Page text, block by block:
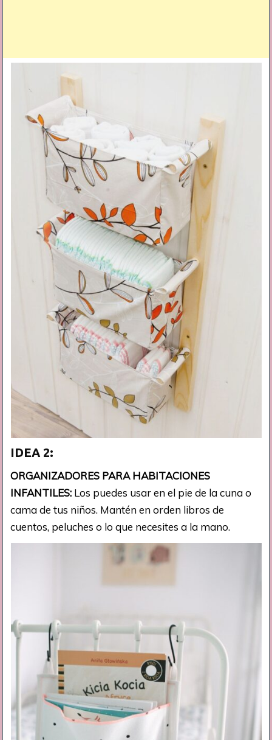
IDEA 2:
ORGANIZADORES PARA HABITACIONES
INFANTILES: Los puedes usar en el pie de la cuna o
cama de tus niños. Mantén en orden libros de
cuentos, peluches o lo que necesites a la mano.